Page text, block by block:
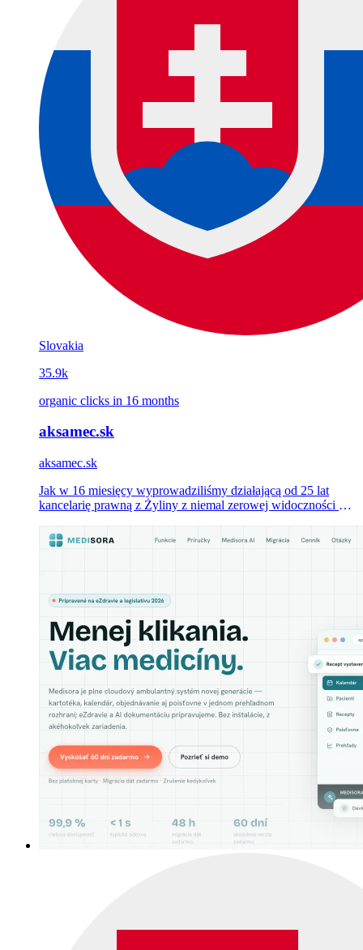
Slovakia
35.9k
organic clicks in 16 months
aksamec.sk
aksamec.sk
Jak w 16 miesięcy wyprowadziliśmy działającą od 25 lat
kancelarię prawną z Żyliny z niemal zerowej widoczności w
wyświetleń — z rekordem 711 kliknięć jednego dnia.